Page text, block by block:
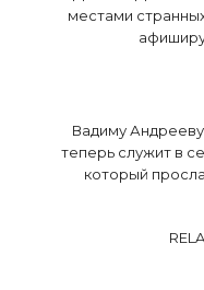
местами
Вадиму
теперь служит в
который